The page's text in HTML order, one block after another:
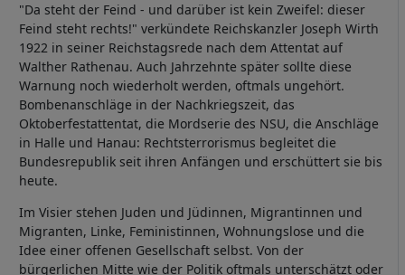
"Da steht der Feind - und darüber ist kein Zweifel: dieser
Feind steht rechts!" verkündete Reichskanzler Joseph Wirth
1922 in seiner Reichstagsrede nach dem Attentat auf
Walther Rathenau. Auch Jahrzehnte später sollte diese
Warnung noch wiederholt werden, oftmals ungehört.
Bombenanschläge in der Nachkriegszeit, das
Oktoberfestattentat, die Mordserie des NSU, die Anschläge
in Halle und Hanau: Rechtsterrorismus begleitet die
Bundesrepublik seit ihren Anfängen und erschüttert sie bis
heute.
Im Visier stehen Juden und Jüdinnen, Migrantinnen und
Migranten, Linke, Feministinnen, Wohnungslose und die
Idee einer offenen Gesellschaft selbst. Von der
bürgerlichen Mitte wie der Politik oftmals unterschätzt oder